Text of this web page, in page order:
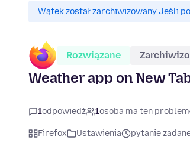
Wątek został zarchiwizowany.Jeśli
Rozwiązane
Weather app on New
1odpowiedź 1osoba ma ten problem
Firefox Ustawienia pytanie